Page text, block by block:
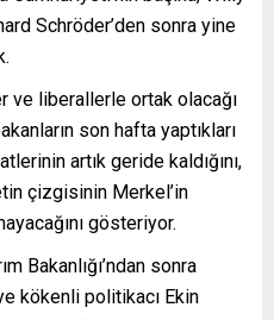
Schröder’den sonra yine
ve liberallerle ortak olacağı
son hafta yaptıkları
artık geride kaldığını,
çizgisinin Merkel’in
gösteriyor.
Bakanlığı’ndan sonra
kökenli politikacı Ekin